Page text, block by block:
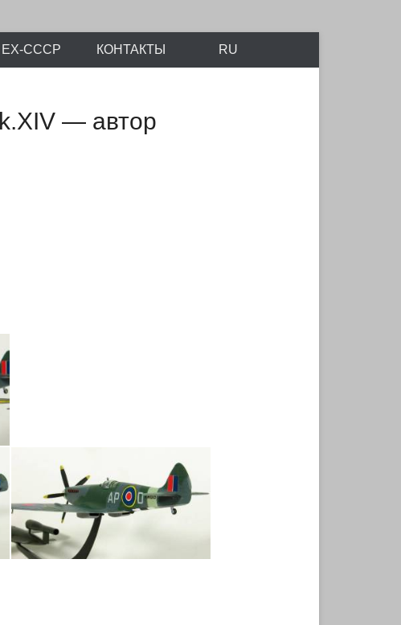
EX-СССР КОНТАКТЫ RU
— автор